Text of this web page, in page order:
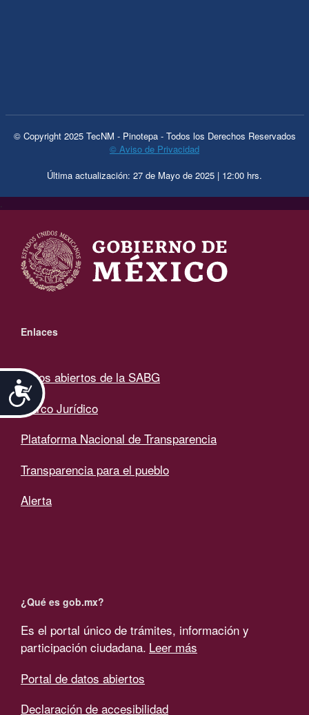
Accesibilidad
© Copyright 2025 TecNM - Pinotepa - Todos los Derechos Reservados
© Aviso de Privacidad
Última actualización: 27 de Mayo de 2025 | 12:00 hrs.
.
Enlaces
Datos abiertos de la SABG
Marco Jurídico
Plataforma Nacional de Transparencia
Transparencia para el pueblo
Alerta
¿Qué es gob.mx?
Es el portal único de trámites, información y
participación ciudadana. Leer más
Portal de datos abiertos
Declaración de accesibilidad